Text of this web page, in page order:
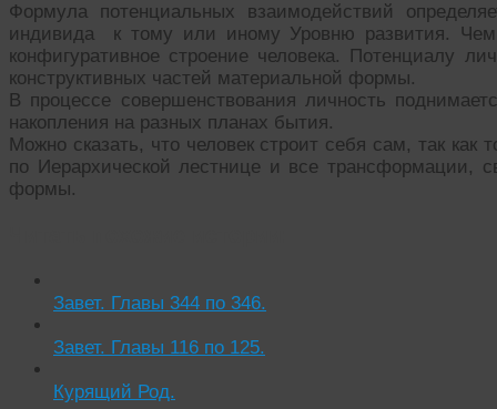
Формула потенциальных взаимодействий
индивида к тому или иному Уровню развития.
конфигуративное строение человека. Потенциалу
конструктивных частей материальной формы.
В процессе совершенствования личность
накопления на разных планах бытия.
Можно сказать, что человек строит себя сам, так как
по Иерархической лестнице и все трансформации,
формы.
Завет. Главы 344 по 346.
Завет. Главы 116 по 125.
Курящий Род.